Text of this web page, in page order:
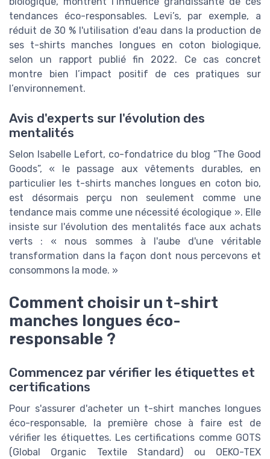
tendances éco-responsables. Levi’s, par exemple, a
réduit de 30 % l'utilisation d'eau dans la production de
ses t-shirts manches longues en coton biologique,
selon un rapport publié fin 2022. Ce cas concret
montre bien l’impact positif de ces pratiques sur
l’environnement.
Avis d'experts sur l'évolution des
mentalités
Selon Isabelle Lefort, co-fondatrice du blog “The Good
Goods”, « le passage aux vêtements durables, en
particulier les t-shirts manches longues en coton bio,
est désormais perçu non seulement comme une
tendance mais comme une nécessité écologique ». Elle
insiste sur l'évolution des mentalités face aux achats
verts : « nous sommes à l'aube d'une véritable
transformation dans la façon dont nous percevons et
consommons la mode. »
Comment choisir un t-shirt
manches longues éco-
responsable ?
Commencez par vérifier les étiquettes et
certifications
Pour s'assurer d'acheter un t-shirt manches longues
éco-responsable, la première chose à faire est de
vérifier les étiquettes. Les certifications comme GOTS
(Global Organic Textile Standard) ou OEKO-TEX